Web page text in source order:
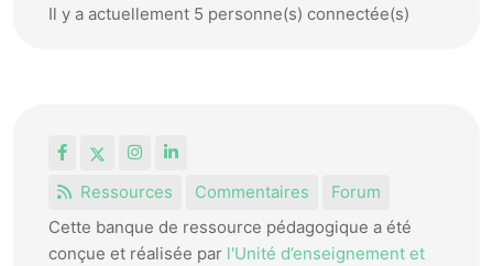
Il y a actuellement 5 personne(s) connectée(s)
FacebookInstagram
LinkedIn
Ressources
Commentaires
Forum
Cette banque de ressource pédagogique a été
conçue et réalisée par l'Unité d’enseignement et